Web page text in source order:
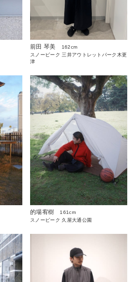
前田 琴美
162cm
スノーピーク 三井アウトレットパーク木更
津
的場宥樹
161cm
スノーピーク 久屋大通公園